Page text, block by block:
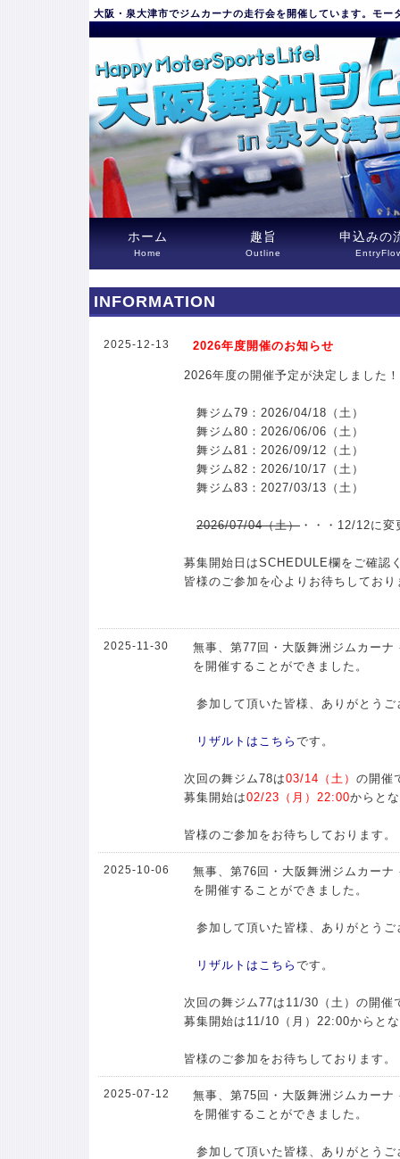
大阪・泉大津市でジムカーナの走行会を開催しています。モー
ホーム
Home
趣旨
Outline
申込みの
INFORMATION
2025-12-13 2026年度開催のお知らせ
2026年度の開催予定が決定しました！
舞ジム79：2026/04/18（土）
舞ジム80：2026/06/06（土）
舞ジム81：2026/09/12（土）
舞ジム82：2026/10/17（土）
舞ジム83：2027/03/13（土）
2026/07/04（土） ・・・12/12に変
募集開始日はSCHEDULE欄をご確認
皆様のご参加を心よりお待ちしており
2025-11-30
無事、第77回・大阪舞洲ジムカーナ
を開催することができました。
参加して頂いた皆様、ありがとうご
リザルトはこちら です。
次回の舞ジム78は03/14（土） の開催
募集開始は02/23（月）22:00からと
皆様のご参加をお待ちしております。
2025-10-06
無事、第76回・大阪舞洲ジムカーナ
を開催することができました。
参加して頂いた皆様、ありがとうご
リザルトはこちら です。
次回の舞ジム77は11/30（土）の開催
募集開始は11/10（月）22:00からと
皆様のご参加をお待ちしております。
2025-07-12
無事、第75回・大阪舞洲ジムカーナ
を開催することができました。
参加して頂いた皆様、ありがとうご